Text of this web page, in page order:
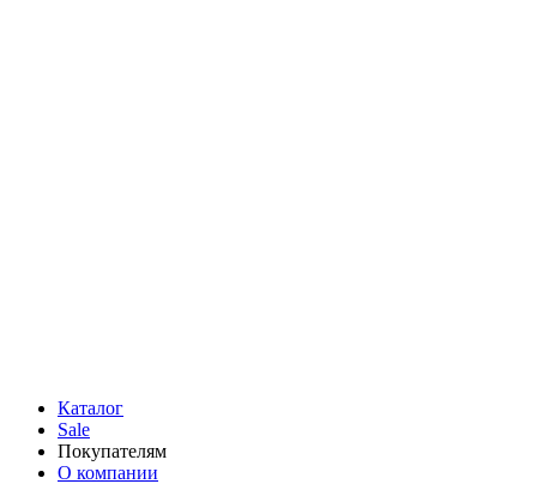
Каталог
Sale
Покупателям
О компании